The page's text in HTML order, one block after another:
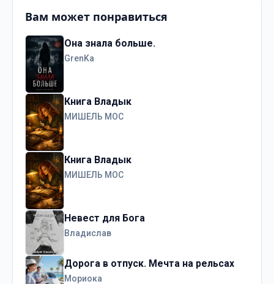
Вам может понравиться
Она знала больше.
GrenKa
Книга Владык
МИШЕЛЬ МОС
Книга Владык
МИШЕЛЬ МОС
Невест для Бога
Владислав
Дорога в отпуск. Мечта на рельсах
Мориока